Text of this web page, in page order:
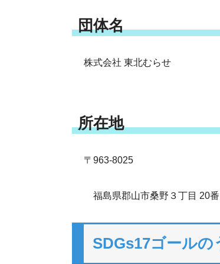
団体名
株式会社 東北むらせ
所在地
〒963‐8025
福島県郡山市桑野３丁目 20
SDGs17ゴール